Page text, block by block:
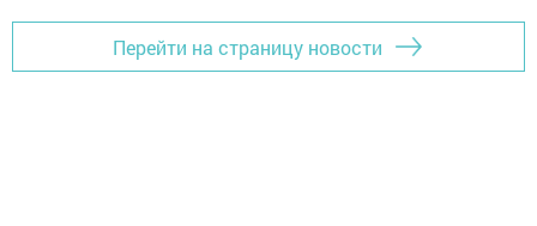
Перейти на страницу новости